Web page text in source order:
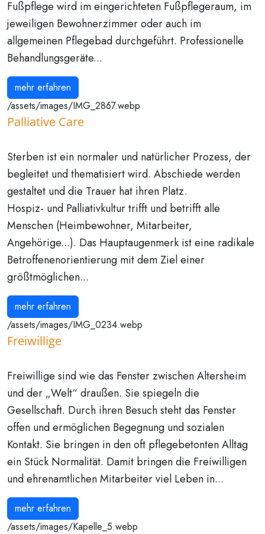
Fußpflege wird im eingerichteten Fußpflegeraum, im
jeweiligen Bewohnerzimmer oder auch im
allgemeinen Pflegebad durchgeführt. Professionelle
Behandlungsgeräte...
mehr erfahren
/assets/images/IMG_2867.webp
Palliative Care
Sterben ist ein normaler und natürlicher Prozess, der
begleitet und thematisiert wird. Abschiede werden
gestaltet und die Trauer hat ihren Platz.
Hospiz- und Palliativkultur trifft und betrifft alle
Menschen (Heimbewohner, Mitarbeiter,
Angehörige...). Das Hauptaugenmerk ist eine radikale
Betroffenenorientierung mit dem Ziel einer
größtmöglichen...
mehr erfahren
/assets/images/IMG_0234.webp
Freiwillige
Freiwillige sind wie das Fenster zwischen Altersheim
und der „Welt“ draußen. Sie spiegeln die
Gesellschaft. Durch ihren Besuch steht das Fenster
offen und ermöglichen Begegnung und sozialen
Kontakt. Sie bringen in den oft pflegebetonten Alltag
ein Stück Normalität. Damit bringen die Freiwilligen
und ehrenamtlichen Mitarbeiter viel Leben in...
mehr erfahren
/assets/images/Kapelle_5.webp